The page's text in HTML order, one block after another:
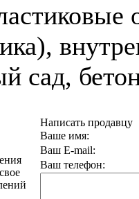
сад,
Написать продавцу
Ваше имя:
Ваш E-mail:
Ваш телефон: